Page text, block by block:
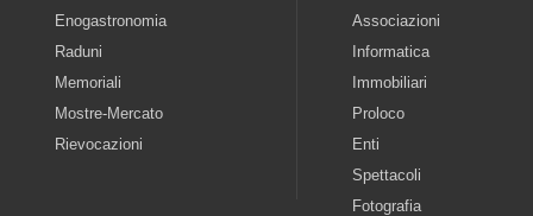
Enogastronomia
Raduni
Memoriali
Mostre-Mercato
Rievocazioni
Associazioni
Informatica
Immobiliari
Proloco
Enti
Spettacoli
Fotografia